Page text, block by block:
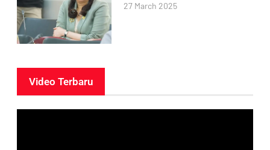
27 March 2025
Video Terbaru